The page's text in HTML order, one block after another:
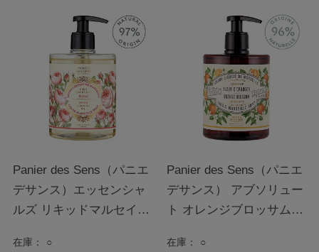
Panier des Sens（パニエ
デサンス）エッセンシャ
ルズ リキッドマルセイユ
在庫： ○
Panier des Sens（パニエ
デサンス） アブソリュー
ト オレンジブロッサム
在庫： ○